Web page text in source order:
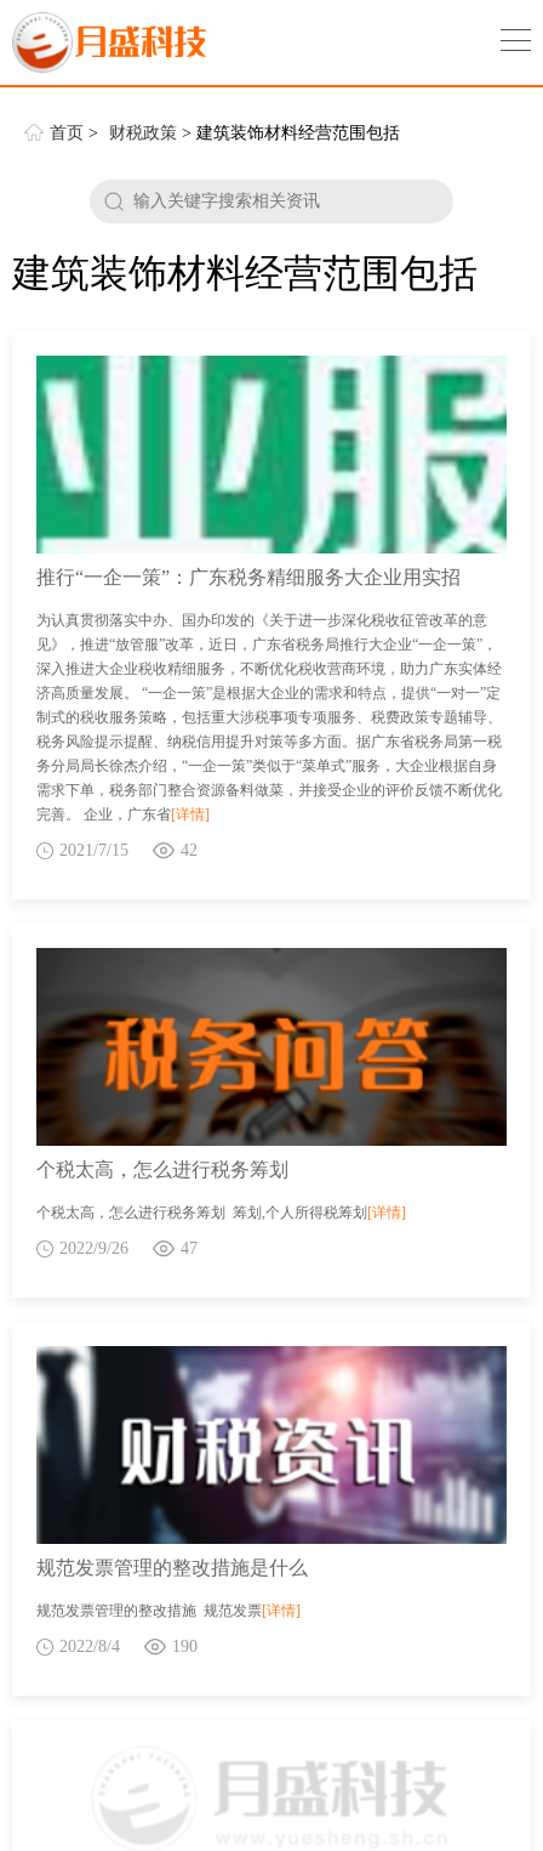
首页 > 财税政策 > 建筑装饰材料经营范围包括
建筑装饰材料经营范围包括
推行“一企一策”：广东税务精细服务大企业用实招
为认真贯彻落实中办、国办印发的《关于进一步深化税收征管改革的意
见》，推进“放管服”改革，近日，广东省税务局推行大企业“一企一策”，
深入推进大企业税收精细服务，不断优化税收营商环境，助力广东实体经
济高质量发展。 “一企一策”是根据大企业的需求和特点，提供“一对一”定
制式的税收服务策略，包括重大涉税事项专项服务、税费政策专题辅导、
税务风险提示提醒、纳税信用提升对策等多方面。据广东省税务局第一税
务分局局长徐杰介绍，“一企一策”类似于“菜单式”服务，大企业根据自身
需求下单，税务部门整合资源备料做菜，并接受企业的评价反馈不断优化
完善。 企业，广东省[详情]
2021/7/15 42
个税太高，怎么进行税务筹划
个税太高，怎么进行税务筹划 筹划,个人所得税筹划 [详情]
2022/9/26 47
规范发票管理的整改措施是什么
规范发票管理的整改措施 规范发票[详情]
2022/8/4 190